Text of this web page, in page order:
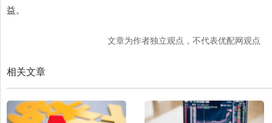
益。
文章为作者独立观点，不代表优配网观点
相关文章